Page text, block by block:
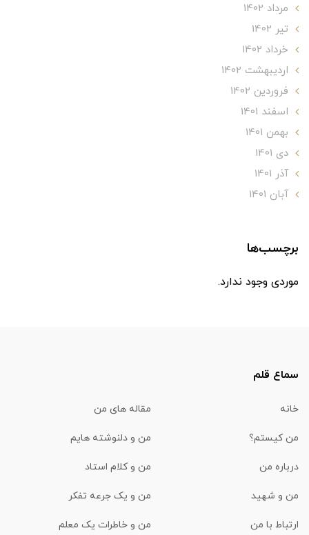
مرداد 1402
تير 1402
خرداد 1402
ارديبهشت 1402
فروردین 1402
اسفند 1401
بهمن 1401
دی 1401
آذر 1401
آبان 1401
برچسب‌ها
موردی وجود ندارد.
سماع قلم
خانه مقاله های من
من کیستم؟ من و دلنوشته هایم
درباره من من و کلام استاد
من و شهید من و یک جرعه تفکر
ارتباط با من من و خاطرات یک معلم